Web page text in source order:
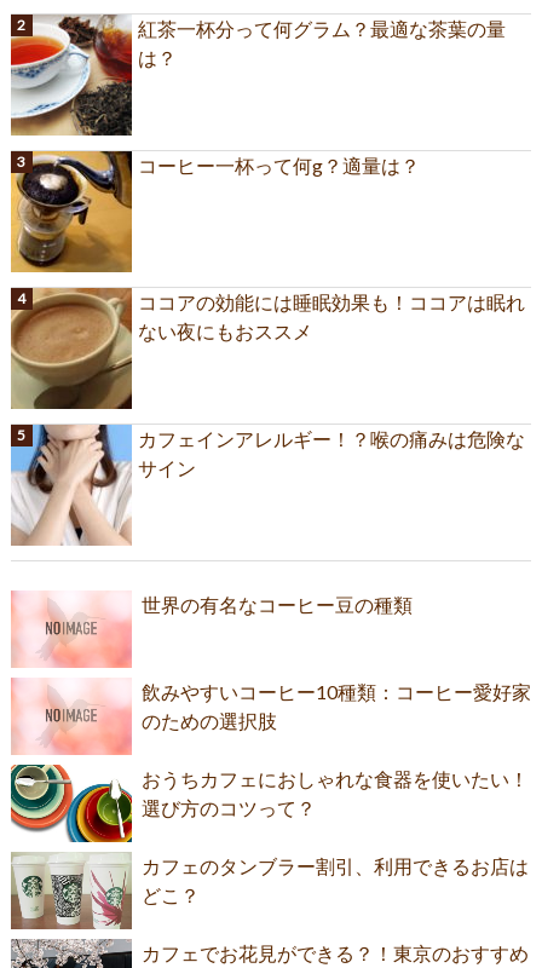
紅茶一杯分って何グラム？最適な茶葉の量
は？
コーヒー一杯って何g？適量は？
ココアの効能には睡眠効果も！ココアは眠れ
ない夜にもおススメ
カフェインアレルギー！？喉の痛みは危険な
サイン
世界の有名なコーヒー豆の種類
飲みやすいコーヒー10種類：コーヒー愛好家
のための選択肢
おうちカフェにおしゃれな食器を使いたい！
選び方のコツって？
カフェのタンブラー割引、利用できるお店は
どこ？
カフェでお花見ができる？！東京のおすすめ